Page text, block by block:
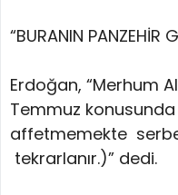
“BURANIN PANZEHİR
Erdoğan, “Merhum
Temmuz
affetmemekte
tekrarlanır.)” dedi.